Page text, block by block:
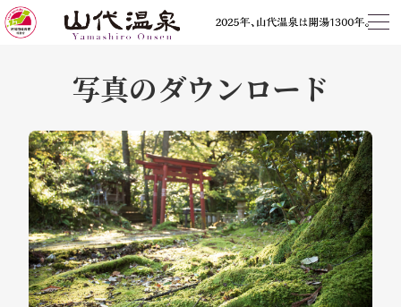
写真のダウンロード